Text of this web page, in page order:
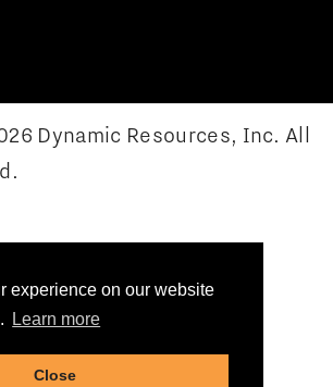
experience on our website
Learn more
Close
Dynamic Resources, Inc. All